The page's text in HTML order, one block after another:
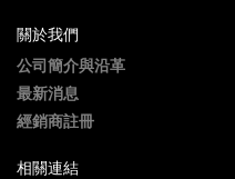
關於我們
公司簡介與沿革
最新消息
經銷商註冊
相關連結